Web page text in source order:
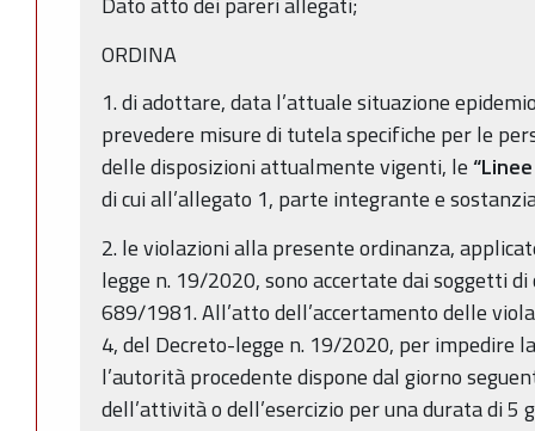
ORDINA
1. di adottare, data l’attuale situazione
prevedere misure di tutela specifiche per le
delle disposizioni attualmente vigenti, le
di cui all’allegato 1, parte integrante e
2. le violazioni alla presente ordinanza,
legge n. 19/2020, sono accertate dai soggetti di
689/1981. All’atto dell’accertamento delle
4, del Decreto-legge n. 19/2020, per impedire
l’autorità procedente dispone dal giorno
dell’attività o dell’esercizio per una durata di 5